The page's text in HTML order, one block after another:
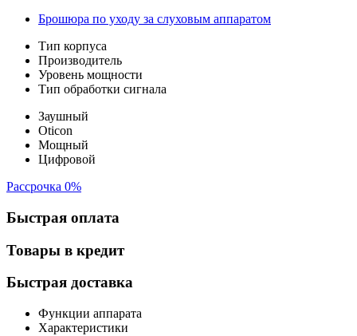
Брошюра по уходу за слуховым аппаратом
Тип корпуса
Производитель
Уровень мощности
Тип обработки сигнала
Заушный
Oticon
Мощный
Цифровой
Рассрочка 0%
Быстрая оплата
Товары в кредит
Быстрая доставка
Функции аппарата
Характеристики